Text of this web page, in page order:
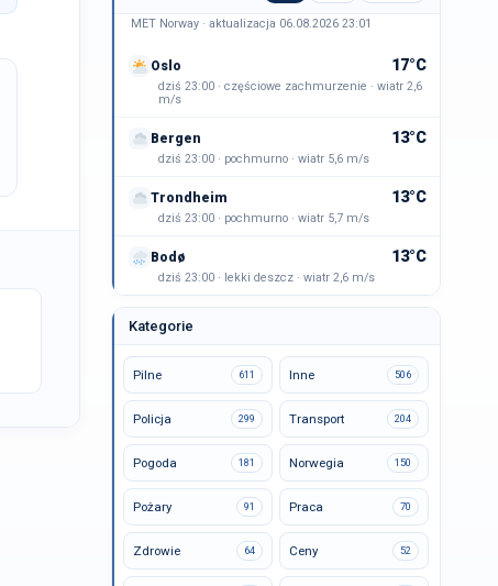
MET Norway · aktualizacja 06.08.2026 23:01
Oslo 17°C
dziś 23:00 · częściowe zachmurzenie · wiatr 2,6
m/s
Bergen 13°C
dziś 23:00 · pochmurno · wiatr 5,6 m/s
Trondheim 13°C
dziś 23:00 · pochmurno · wiatr 5,7 m/s
Bodø 13°C
dziś 23:00 · lekki deszcz · wiatr 2,6 m/s
Kategorie
Pilne 611 Inne 506
Policja 299 Transport 204
Pogoda 181 Norwegia 150
Pożary 91 Praca 70
Zdrowie 64 Ceny 52